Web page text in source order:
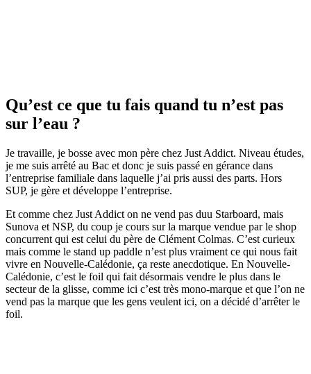
Qu’est ce que tu fais quand tu n’est pas
sur l’eau ?
Je travaille, je bosse avec mon père chez Just Addict. Niveau études,
je me suis arrêté au Bac et donc je suis passé en gérance dans
l’entreprise familiale dans laquelle j’ai pris aussi des parts. Hors
SUP, je gère et développe l’entreprise.
Et comme chez Just Addict on ne vend pas duu Starboard, mais
Sunova et NSP, du coup je cours sur la marque vendue par le shop
concurrent qui est celui du père de Clément Colmas. C’est curieux
mais comme le stand up paddle n’est plus vraiment ce qui nous fait
vivre en Nouvelle-Calédonie, ça reste anecdotique. En Nouvelle-
Calédonie, c’est le foil qui fait désormais vendre le plus dans le
secteur de la glisse, comme ici c’est très mono-marque et que l’on ne
vend pas la marque que les gens veulent ici, on a décidé d’arrêter le
foil.